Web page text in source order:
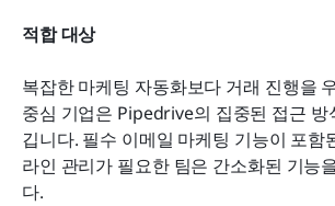
적합 대상
복잡한 마케팅 자동화보다 거래 진행을
중심 기업은 Pipedrive의 집중된 접근 방
깁니다. 필수 이메일 마케팅 기능이 포함
라인 관리가 필요한 팀은 간소화된 기능
다.